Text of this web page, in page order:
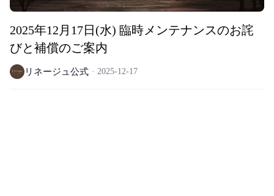
2025年12月17日(水) 臨時メンテナンスのお詫
びと補償のご案内
リネージュ公式 2025-12-17